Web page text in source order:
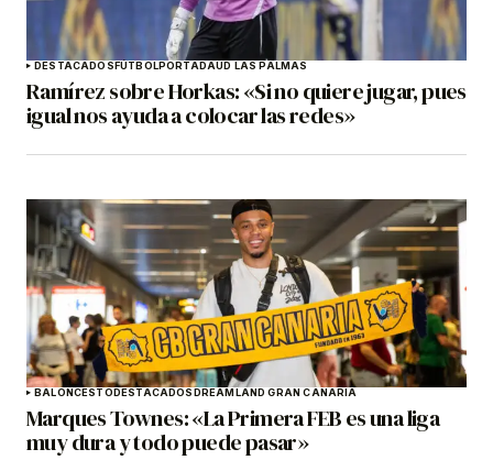
DESTACADOSFÚTBOLPORTADAUD LAS PALMAS
Ramírez sobre Horkas: «Si no quiere jugar, pues
igual nos ayuda a colocar las redes»
BALONCESTODESTACADOSDREAMLAND GRAN CANARIA
Marques Townes: «La Primera FEB es una liga
muy dura y todo puede pasar»